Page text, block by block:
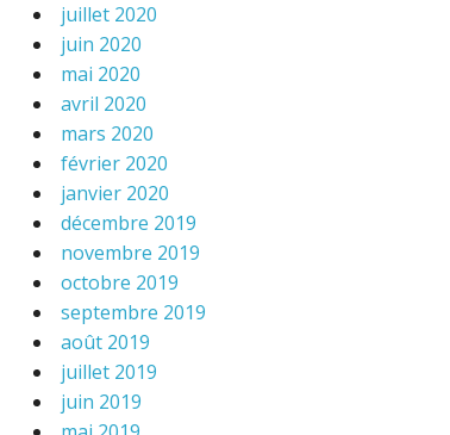
juillet 2020
juin 2020
mai 2020
avril 2020
mars 2020
février 2020
janvier 2020
décembre 2019
novembre 2019
octobre 2019
septembre 2019
août 2019
juillet 2019
juin 2019